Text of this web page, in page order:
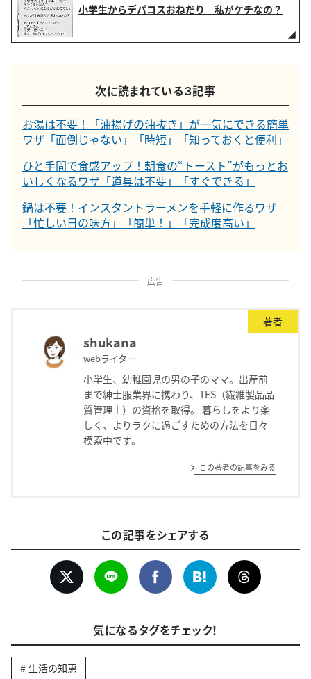
小学生からデパコスおねだり 私がケチなの？
次に読まれている３記事
お湯は不要！「油揚げの油抜き」が一気にできる簡単
ワザ「面倒じゃない」「時短」「知っておくと便利」
ひと手間で食感アップ！朝食の“トースト”がもっとお
いしくなるワザ「道具は不要」「すぐできる」
鍋は不要！インスタントラーメンを手軽に作るワザ
「忙しい日の味方」「簡単！」「完成度高い」
広告
著者
shukana
webライター
小学生、幼稚園児の男の子のママ。出産前
まで紳士服業界に携わり、TES（繊維製品品
質管理士）の資格を取得。 暮らしをより楽
しく、よりラクに過ごすための方法を日々
模索中です。
この著者の記事をみる
この記事をシェアする
気になるタグをチェック！
生活の知恵